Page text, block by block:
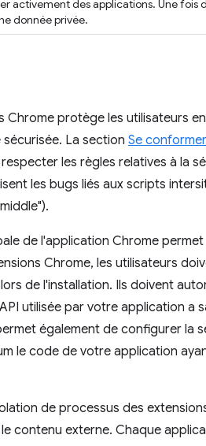
activement des applications. Une fois
donnée privée.
protège les utilisateurs
La section Se
les règles relatives à la
les bugs liés aux scripts
de l'application Chrome
Chrome, les utilisateurs
de l'installation. Ils doivent
utilisée par votre application a
également de configurer la
le code de votre application
de processus des
contenu externe. Chaque